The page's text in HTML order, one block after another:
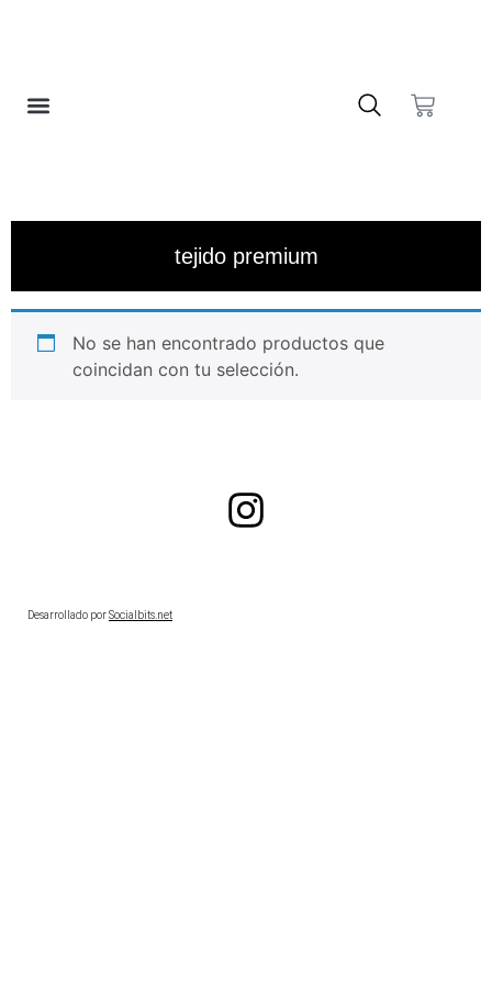
tejido premium
No se han encontrado productos que
coincidan con tu selección.
Desarrollado porSocialbits.net